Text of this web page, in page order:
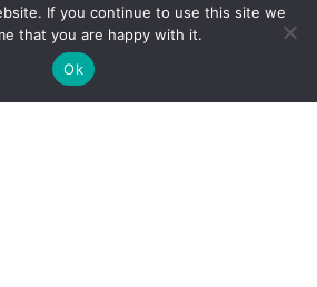
If you continue to use this site we
that you are happy with it.
Ok